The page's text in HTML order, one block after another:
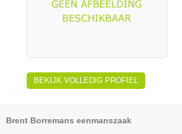
BEKIJK VOLLEDIG PROFIEL
Brent Borremans eenmanszaak